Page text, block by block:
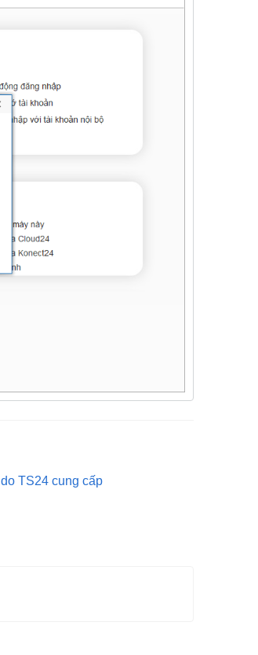
TS24 cung cấp